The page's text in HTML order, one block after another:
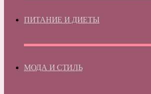
ПИТАНИЕ И ДИЕТЫ
МОДА И СТИЛЬ